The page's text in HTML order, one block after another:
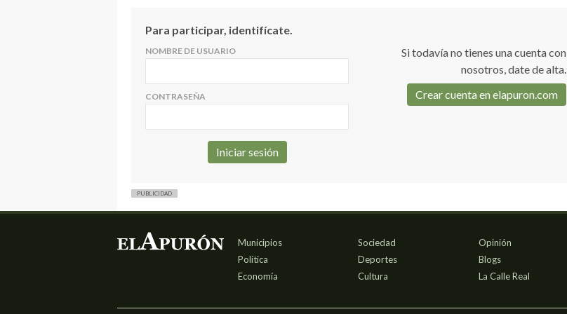
Para participar, identifícate.
NOMBRE DE USUARIO
CONTRASEÑA
Si todavía no tienes una cuenta con
nosotros, date de alta.
Crear cuenta en elapuron.com
PUBLICIDAD
Municipios
Política
Economía
Sociedad
Deportes
Cultura
Opinión
Blogs
La Calle Real